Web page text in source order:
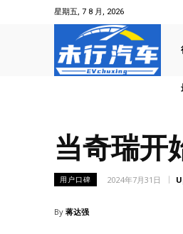
星期五, 7 8 月, 2026
当奇瑞开
用户口碑 2024年7月31日
By 蒋达强